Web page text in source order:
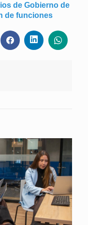
de Gobierno de
de funciones